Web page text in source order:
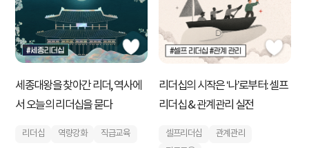
세종대왕을 찾아간 리더, 역사에
서 오늘의 리더십을 묻다
리더십 역량강화 직급교육
리더십의 시작은 ‘나’로부터: 셀프
리더십 & 관계관리 실전
셀프리더십
관계관리